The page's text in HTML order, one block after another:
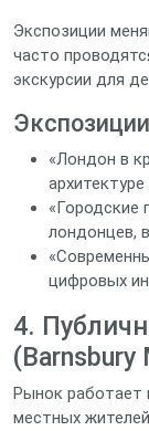
Экспозиции
часто
экскурсии для
«Лондон в
архитектуре
«Городские
лондонцев,
цифровых
4.
(Barnsbury
Рынок работает
местных